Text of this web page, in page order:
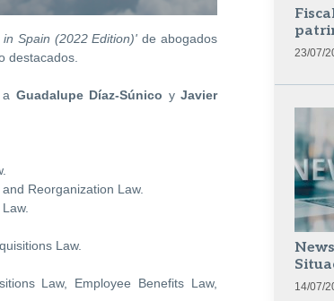
Spain (2022 Edition)' de abogados
destacados.
a Guadalupe Díaz-Súnico yJavier
Reorganization Law.
Law.
Law, Employee Benefits Law,
23/07/
14/07/